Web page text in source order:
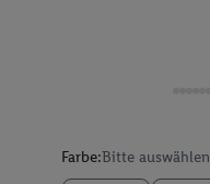
Farbe:Bitte auswählen